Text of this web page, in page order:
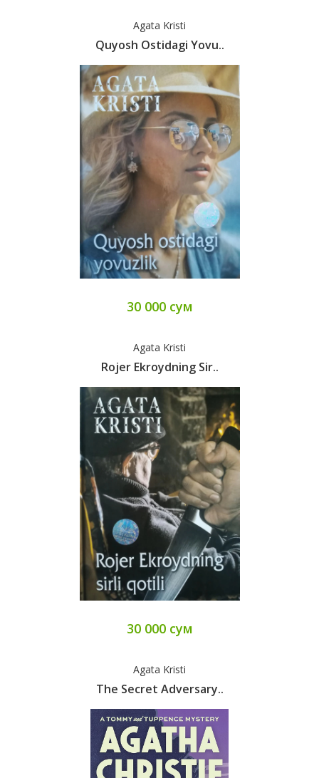
Agata Kristi
Quyosh Ostidagi Yovu..
30 000 сум
Agata Kristi
Rojer Ekroydning Sir..
30 000 сум
Agata Kristi
The Secret Adversary..